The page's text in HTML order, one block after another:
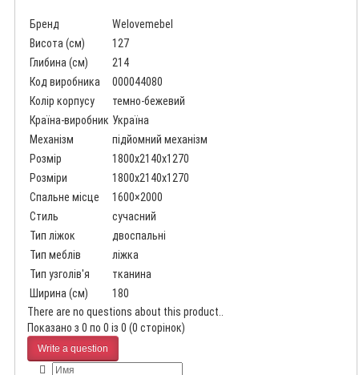
Бренд
Welovemebel
Висота (см)
127
Глибина (см)
214
Код виробника
000044080
Колір корпусу
темно-бежевий
Країна-виробник Україна
Механізм
підйомний механізм
Розмір
1800x2140x1270
Розміри
1800x2140x1270
Спальне місце
1600×2000
Стиль
сучасний
Тип ліжок
двоспальні
Тип меблів
ліжка
Тип узголів'я
тканина
Ширина (см)
180
There are no questions about this product..
Показано з 0 по 0 із 0 (0 сторінок)
Write a question